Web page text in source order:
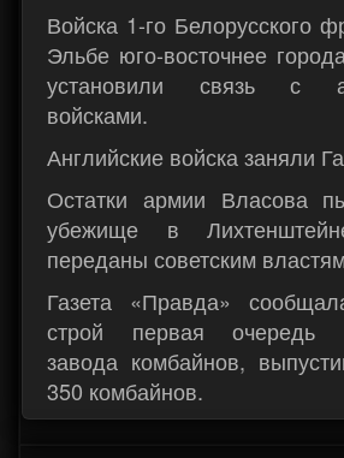
Войска 1-го Белорусского
Эльбе юго-восточнее
установили связь с
войсками.
Английские войска заняли
Остатки армии Власова
убежище в
переданы советским
Газета «Правда»
строй первая очередь
завода комбайнов,
350 комбайнов.